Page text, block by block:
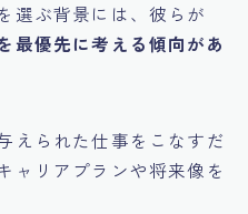
選ぶ背景には、彼らが
最優先に考える傾向があ
えられた仕事をこなすだ
ャリアプランや将来像を